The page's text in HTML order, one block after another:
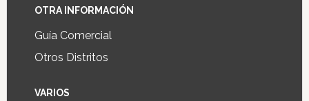
OTRA INFORMACIÓN
Guía Comercial
Otros Distritos
VARIOS